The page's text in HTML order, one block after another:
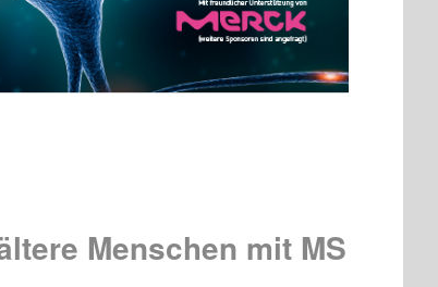
Menschen mit MS